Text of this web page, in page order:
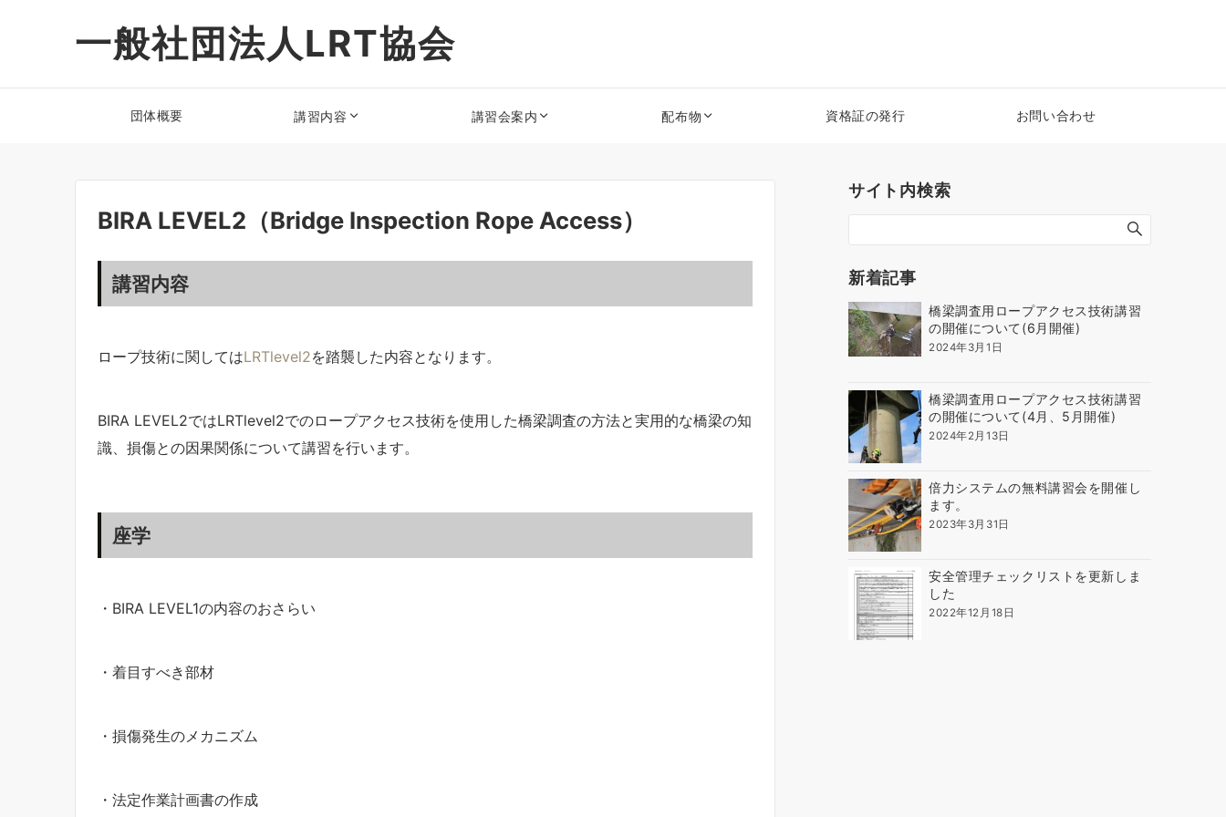
一般社団法人LRT協会
団体概要 講習内容 講習会案内 配布物 資格証の発行 お問い合わせ
BIRA LEVEL2（Bridge Inspection Rope Access）
講習内容
ロープ技術に関してはLRTlevel2を踏襲した内容となります。
BIRA LEVEL2ではLRTlevel2でのロープアクセス技術を使用した橋梁調査の方法と実用的な橋梁の知
識、損傷との因果関係について講習を行います。
座学
・BIRA LEVEL1の内容のおさらい
・着目すべき部材
・損傷発生のメカニズム
・法定作業計画書の作成
サイト内検索
新着記事
橋梁調査用ロープアクセス技術講習
の開催について(6月開催)
2024年3月1日
橋梁調査用ロープアクセス技術講習
の開催について(4月、5月開催)
2024年2月13日
倍力システムの無料講習会を開催し
ます。
2023年3月31日
安全管理チェックリストを更新しま
した
2022年12月18日